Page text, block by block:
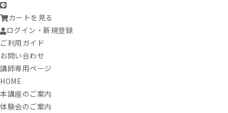
カートを見る
ログイン・新規登録
ご利用ガイド
お問い合わせ
講師専用ページ
HOME
本講座のご案内
体験会のご案内